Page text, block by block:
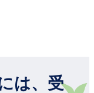
は、受